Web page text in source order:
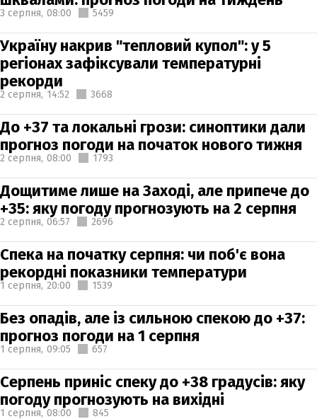
3 серпня, 08:00 5459
Україну накрив "тепловий купол": у 5
регіонах зафіксували температурні
рекорди
2 серпня, 14:52 3668
До +37 та локальні грози: синоптики дали
прогноз погоди на початок нового тижня
2 серпня, 08:00 1793
Дощитиме лише на Заході, але припече до
+35: яку погоду прогнозують на 2 серпня
2 серпня, 06:57 2696
Спека на початку серпня: чи поб'є вона
рекордні показники температури
1 серпня, 20:00 1539
Без опадів, але із сильною спекою до +37:
прогноз погоди на 1 серпня
1 серпня, 09:05 657
Серпень приніс спеку до +38 градусів: яку
погоду прогнозують на вихідні
1 серпня, 08:00 845